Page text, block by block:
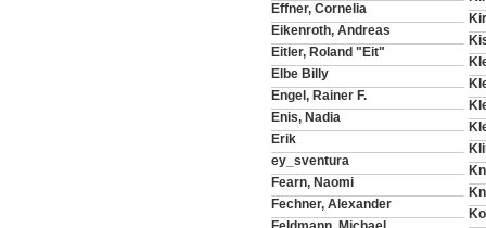
Effner, Cornelia
Eikenroth, Andreas
Eitler, Roland "Eit"
Elbe Billy
Engel, Rainer F.
Enis, Nadia
Erik
ey_sventura
Fearn, Naomi
Fechner, Alexander